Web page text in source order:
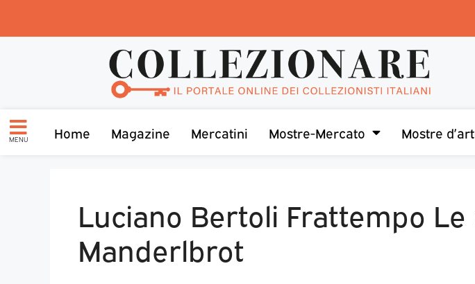
MENU Home Magazine Mercatini Mostre-Mercato Mostre
Luciano Bertoli Frattempo
Manderlbrot